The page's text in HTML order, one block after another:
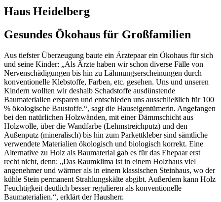
Haus Heidelberg
Gesundes Ökohaus für Großfamilien
Aus tiefster Überzeugung baute ein Ärztepaar ein Ökohaus für sich
und seine Kinder: „Als Ärzte haben wir schon diverse Fälle von
Nervenschädigungen bis hin zu Lähmungserscheinungen durch
konventionelle Klebstoffe, Farben, etc. gesehen. Uns und unseren
Kindern wollten wir deshalb Schadstoffe ausdünstende
Baumaterialien ersparen und entschieden uns ausschließlich für 100
% ökologische Baustoffe.“, sagt die Hauseigentümerin. Angefangen
bei den natürlichen Holzwänden, mit einer Dämmschicht aus
Holzwolle, über die Wandfarbe (Lehmstreichputz) und den
Außenputz (mineralisch) bis hin zum Parkettkleber sind sämtliche
verwendete Materialien ökologisch und biologisch korrekt. Eine
Alternative zu Holz als Baumaterial gab es für das Ehepaar erst
recht nicht, denn: „Das Raumklima ist in einem Holzhaus viel
angenehmer und wärmer als in einem klassischen Steinhaus, wo der
kühle Stein permanent Strahlungskälte abgibt. Außerdem kann Holz
Feuchtigkeit deutlich besser regulieren als konventionelle
Baumaterialien.“, erklärt der Hausherr.